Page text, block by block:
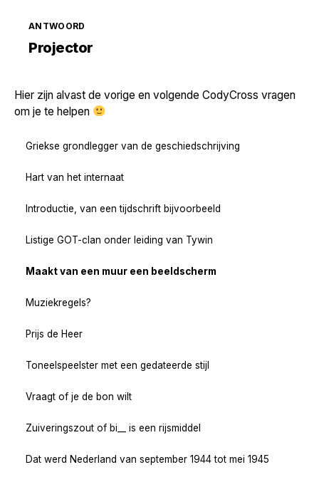
ANTWOORD
Projector
Hier zijn alvast de vorige en volgende CodyCross vragen
om je te helpen
Griekse grondlegger van de geschiedschrijving
Hart van het internaat
Introductie, van een tijdschrift bijvoorbeeld
Listige GOT-clan onder leiding van Tywin
Maakt van een muur een beeldscherm
Muziekregels?
Prijs de Heer
Toneelspeelster met een gedateerde stijl
Vraagt of je de bon wilt
Zuiveringszout of bi__ is een rijsmiddel
Dat werd Nederland van september 1944 tot mei 1945